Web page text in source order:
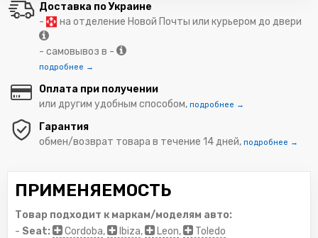
Доставка по Украине
-
на отделение Новой Почты или курьером до двери
- самовывоз в -
подробнее →
Оплата при получении
или другим удобным способом, подробнее →
Гарантия
обмен/возврат товара в течение 14 дней, подробнее →
ПРИМЕНЯЕМОСТЬ
Товар подходит к маркам/моделям авто:
- Seat: Cordoba, Ibiza, Leon,
Toledo